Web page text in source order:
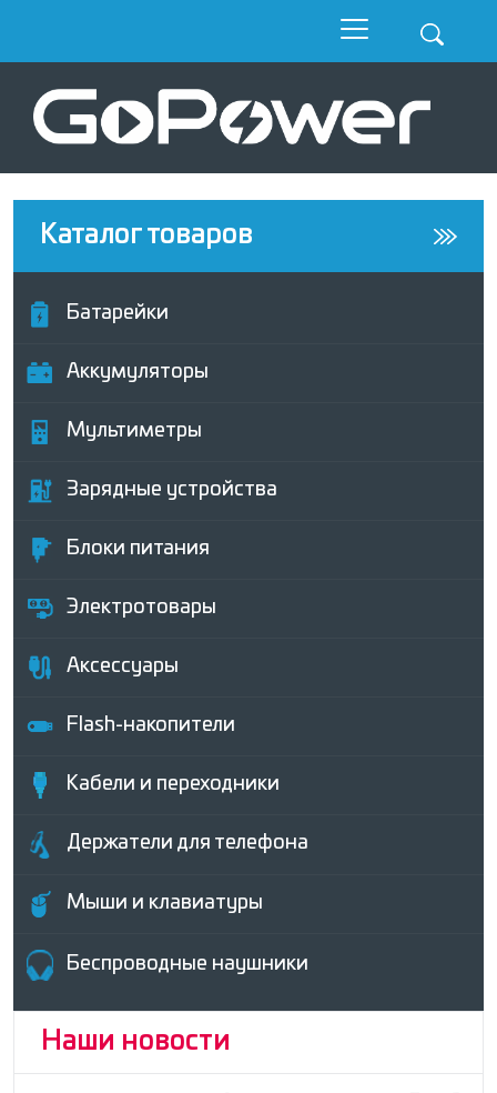
Каталог товаров
Батарейки
Аккумуляторы
Мультиметры
Зарядные устройства
Блоки питания
Электротовары
Аксессуары
Flash-накопители
Кабели и переходники
Держатели для телефона
Мыши и клавиатуры
Беcпроводные наушники
Наши новости